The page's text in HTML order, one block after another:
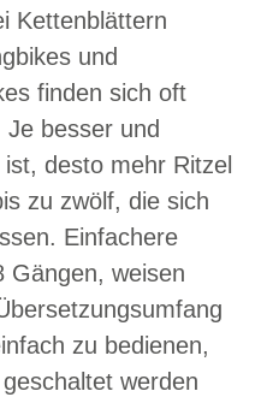
Kettenblättern
und
finden sich oft
besser und
desto mehr Ritzel
zu zwölf, die sich
Einfachere
Gängen, weisen
zu bedienen,
werden